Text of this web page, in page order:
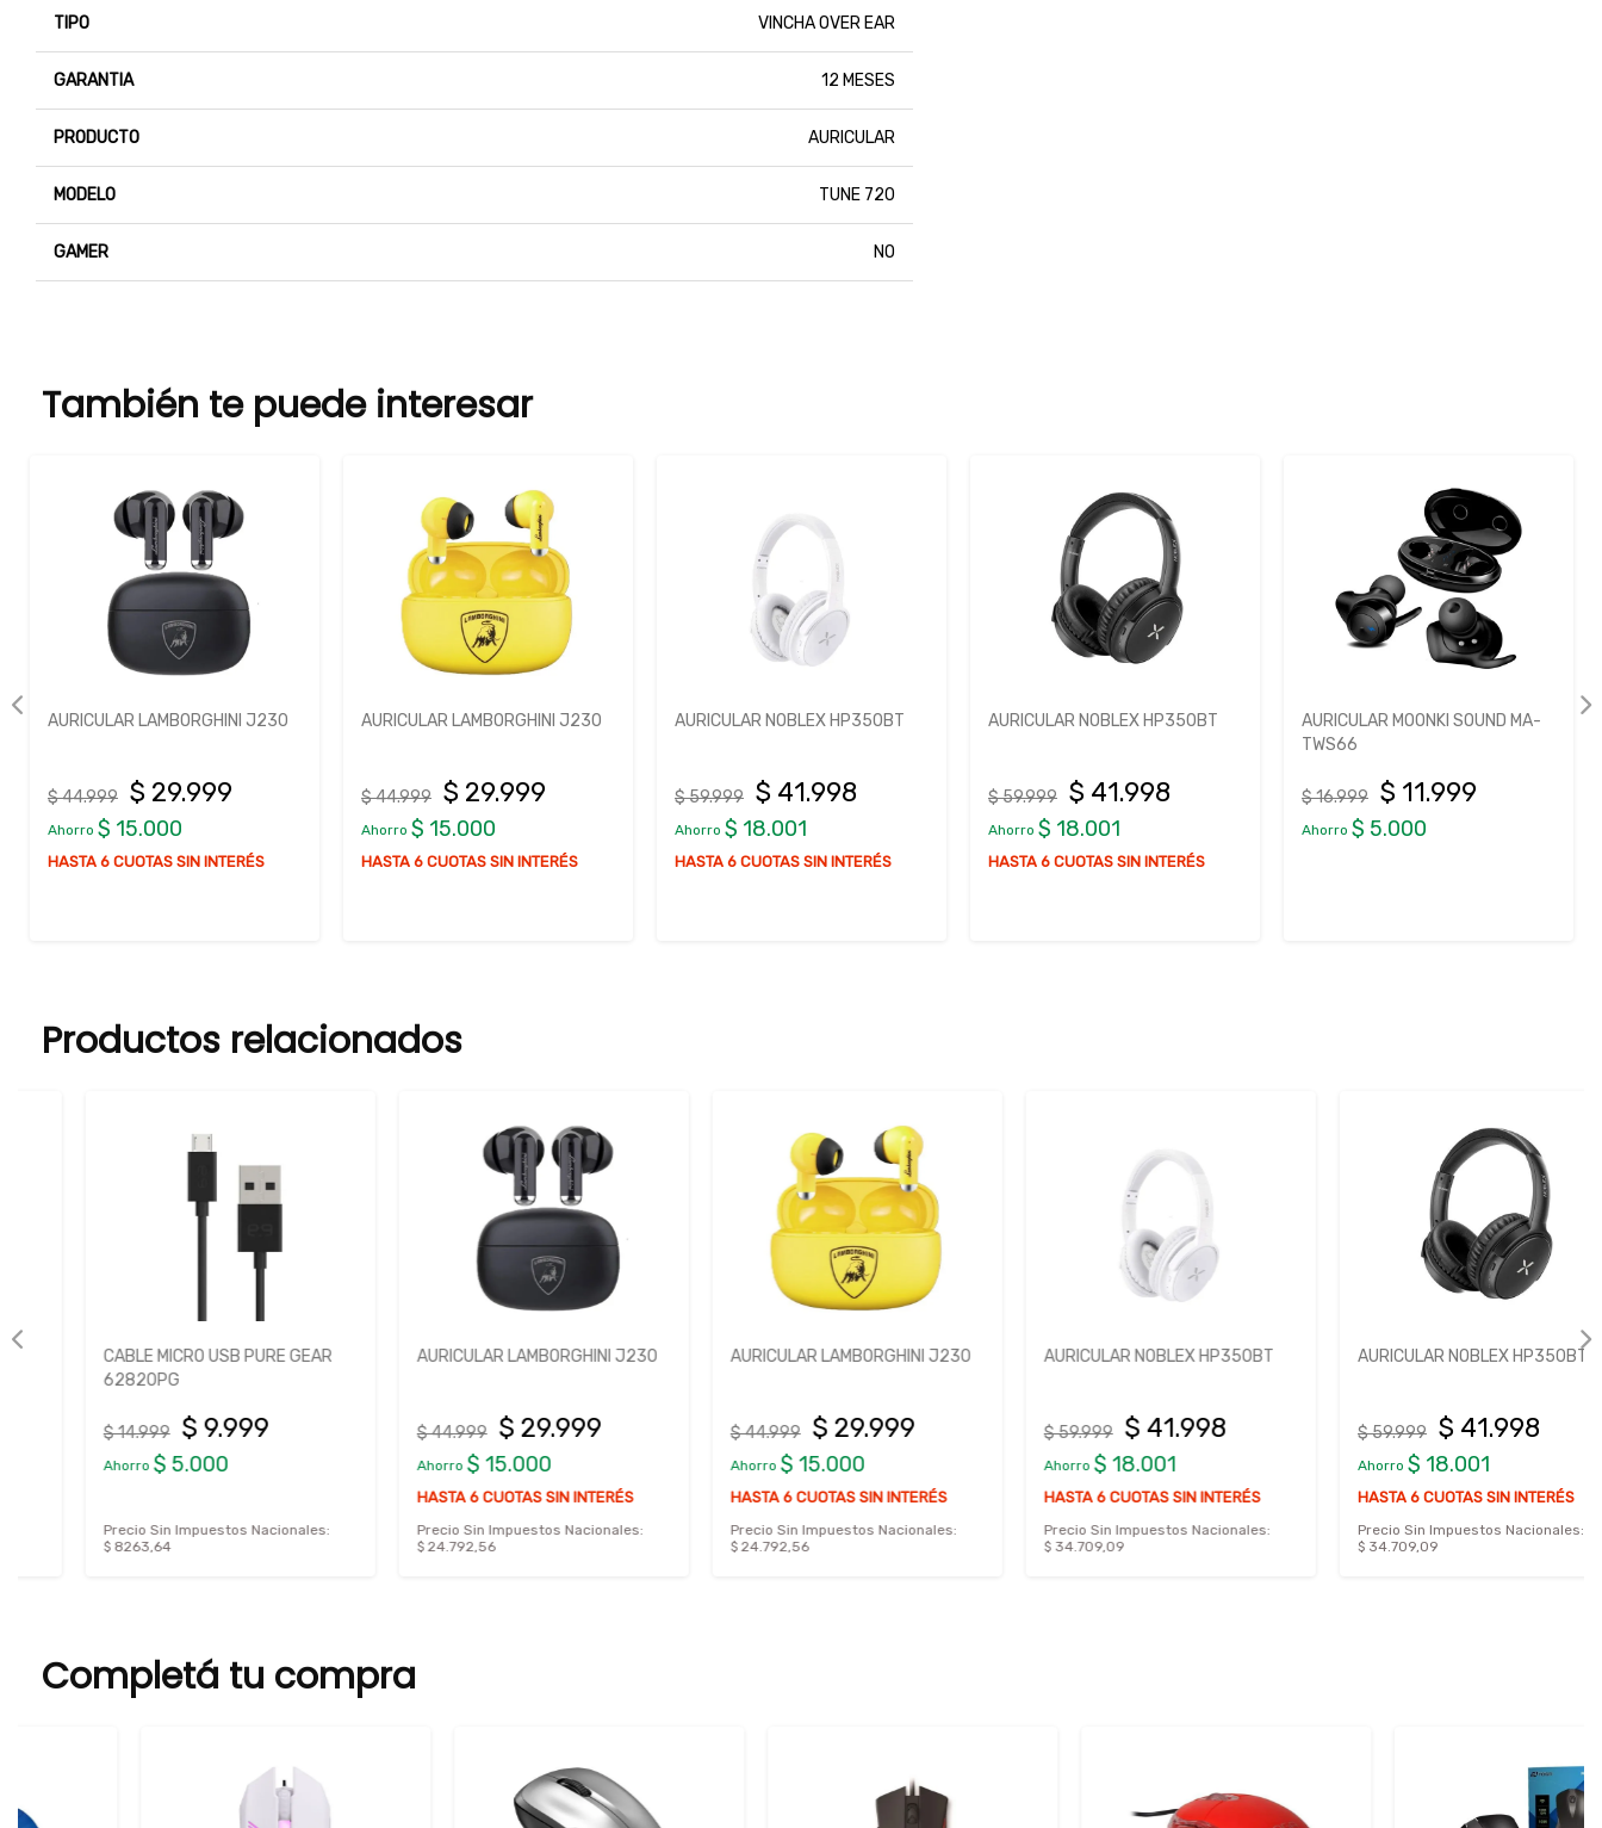
TIPO VINCHA OVER EAR
GARANTIA 12 MESES
PRODUCTO AURICULAR
MODELO TUNE 720
GAMER NO
También te puede interesar
AURICULAR LAMBORGHINI J230
$ 44.999 $ 29.999
Ahorro$ 15.000
HASTA 6 CUOTAS SIN INTERÉS
AURICULAR NOBLEX HP350BT
$ 59.999 $ 41.998
Ahorro$ 18.001
HASTA 6 CUOTAS SIN INTERÉS
AURICULAR NOBLEX HP350BT
$ 59.999 $ 41.998
Ahorro$ 18.001
HASTA 6 CUOTAS SIN INTERÉS
AURICULAR MOONKI SOUND MA-
$ 16.999 $ 11.999
Ahorro$ 5.000
AURICULAR JBL TUNE FLEX 2
$ 214.999 $ 152.999
Ahorro$ 62.000
Productos relacionados
CABLE MICRO USB PURE GEAR
62820PG
$ 14.999 $ 9.999
$ 5.000
Precio Sin Impuestos Nacionales:
$ 8263,64
AURICULAR LAMBORGHINI J230
$ 44.999 $ 29.999
$ 15.000
HASTA 6 CUOTAS SIN INTERÉS
Precio Sin Impuestos Nacionales:
$ 24.792,56
AURICULAR LAMBORGHINI J230
$ 44.999 $ 29.999
$ 15.000
HASTA 6 CUOTAS SIN INTERÉS
Precio Sin Impuestos Nacionales:
$ 24.792,56
AURICULAR NOBLEX HP350BT
$ 59.999 $ 41.998
$ 18.001
HASTA 6 CUOTAS SIN INTERÉS
Precio Sin Impuestos Nacionales:
$ 34.709,09
AURICULAR NOBLEX HP350BT
$ 59.999 $ 41.998
$ 18.001
HASTA 6 CUOTAS SIN INTERÉS
Precio Sin Impuestos Nacionales:
$ 34.709,09
Completá tu compra